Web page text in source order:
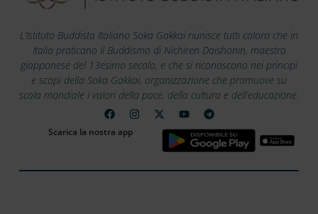
L’Istituto Buddista Italiano Soka Gakkai riunisce tutti coloro che in
Italia praticano il Buddismo di Nichiren Daishonin, maestro
giapponese del 13esimo secolo, e che si riconoscono nei principi
e scopi della Soka Gakkai, organizzazione che promuove su
scala mondiale i valori della pace, della cultura e dell’educazione.
Scarica la nostra app